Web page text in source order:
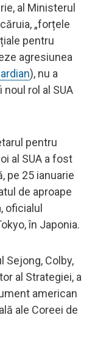
al Ministerul
„forțele
pentru
agresiunea
), nu a
rol al SUA
pentru
al SUA a fost
pe 25 ianuarie
de aproape
oficialul
în Japonia.
Colby,
al Strategiei, a
american
ale Coreei de